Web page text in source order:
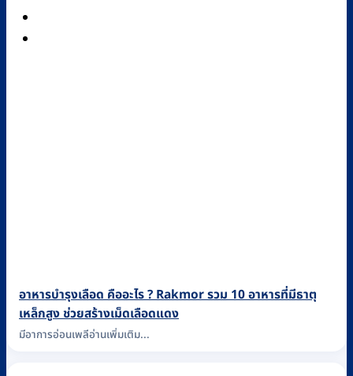
อาหารบำรุงเลือด คืออะไร ? Rakmor รวม 10 อาหารที่มีธาตุ
เหล็กสูง ช่วยสร้างเม็ดเลือดแดง
มีอาการอ่อนเพลีอ่านเพิ่มเติม...